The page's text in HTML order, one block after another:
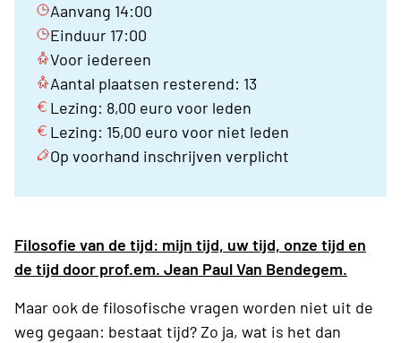
Aanvang 14:00
Einduur 17:00
Voor iedereen
Aantal plaatsen resterend: 13
Lezing: 8,00 euro voor leden
Lezing: 15,00 euro voor niet leden
Op voorhand inschrijven verplicht
Filosofie van de tijd: mijn tijd, uw tijd, onze tijd en
de tijd door prof.em. Jean Paul Van Bendegem.
Maar ook de filosofische vragen worden niet uit de
weg gegaan: bestaat tijd? Zo ja, wat is het dan